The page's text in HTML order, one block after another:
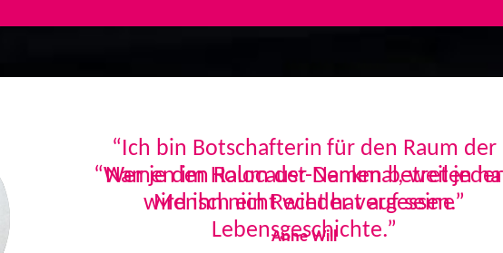
“Ich bin Botschafterin für den Raum der
Namen im Holocaust-Denkmal, weil jeder
Mensch ein Recht hat auf seine
Lebensgeschichte.”